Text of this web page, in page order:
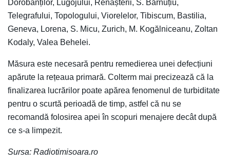
Dorobanților, Lugojului, Renașterii, S. Bărnuțiu,
Telegrafului, Topologului, Viorelelor, Tibiscum, Bastilia,
Geneva, Lorena, S. Micu, Zurich, M. Kogălniceanu, Zoltan
Kodaly, Valea Behelei.
Măsura este necesară pentru remedierea unei defecțiuni
apărute la rețeaua primară. Colterm mai precizează că la
finalizarea lucrărilor poate apărea fenomenul de turbiditate
pentru o scurtă perioadă de timp, astfel că nu se
recomandă folosirea apei în scopuri menajere decât după
ce s-a limpezit.
Sursa: Radiotimisoara.ro